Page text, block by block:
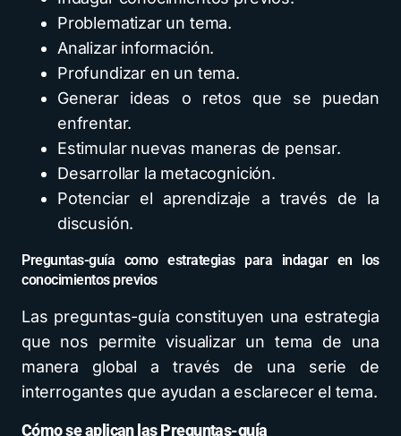
Problematizar un tema.
Analizar información.
Profundizar en un tema.
Generar ideas o retos que se puedan
enfrentar.
Estimular nuevas maneras de pensar.
Desarrollar la metacognición.
Potenciar el aprendizaje a través de la
discusión.
Preguntas-guía como estrategias para indagar en los
conocimientos previos
Las preguntas-guía constituyen una estrategia
que nos permite visualizar un tema de una
manera global a través de una serie de
interrogantes que ayudan a esclarecer el tema.
Cómo se aplican las Preguntas-guía